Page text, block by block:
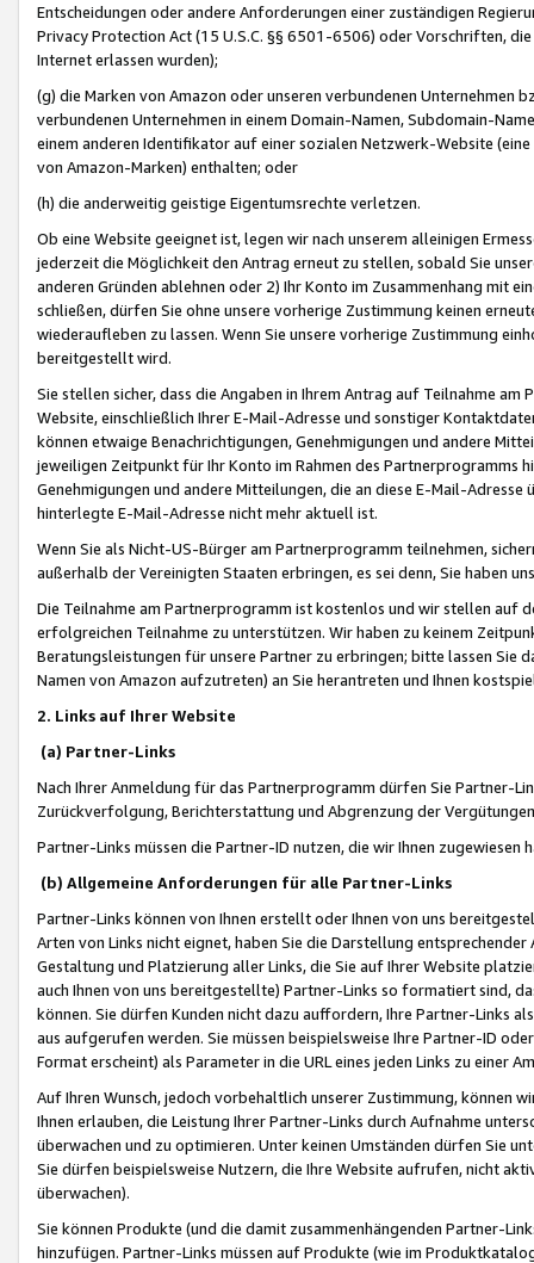
Entscheidungen oder andere Anforderungen einer zuständigen
Privacy Protection Act (15 U.S.C. §§ 6501-6506) oder Vorschriften,
Internet erlassen wurden);
(g) die Marken von Amazon oder unseren verbundenen Unternehmen
verbundenen Unternehmen in einem Domain-Namen, Subdomain-
einem anderen Identifikator auf einer sozialen Netzwerk-Website
von Amazon-Marken) enthalten; oder
(h) die anderweitig geistige Eigentumsrechte verletzen.
Ob eine Website geeignet ist, legen wir nach unserem alleinigen
jederzeit die Möglichkeit den Antrag erneut zu stellen, sobald Sie
anderen Gründen ablehnen oder 2) Ihr Konto im Zusammenhang mit
schließen, dürfen Sie ohne unsere vorherige Zustimmung keinen
wiederaufleben zu lassen. Wenn Sie unsere vorherige Zustimmung
bereitgestellt wird.
Sie stellen sicher, dass die Angaben in Ihrem Antrag auf Teilnahme
Website, einschließlich Ihrer E-Mail-Adresse und sonstiger
können etwaige Benachrichtigungen, Genehmigungen und andere
jeweiligen Zeitpunkt für Ihr Konto im Rahmen des Partnerprogramms
Genehmigungen und andere Mitteilungen, die an diese E-Mail-
hinterlegte E-Mail-Adresse nicht mehr aktuell ist.
Wenn Sie als Nicht-US-Bürger am Partnerprogramm teilnehmen,
außerhalb der Vereinigten Staaten erbringen, es sei denn, Sie haben
Die Teilnahme am Partnerprogramm ist kostenlos und wir stellen auf
erfolgreichen Teilnahme zu unterstützen. Wir haben zu keinem
Beratungsleistungen für unsere Partner zu erbringen; bitte lassen Sie
Namen von Amazon aufzutreten) an Sie herantreten und Ihnen
2. Links auf Ihrer Website
(a) Partner-Links
Nach Ihrer Anmeldung für das Partnerprogramm dürfen Sie Partner-
Zurückverfolgung, Berichterstattung und Abgrenzung der
Partner-Links müssen die Partner-ID nutzen, die wir Ihnen zugewiesen
(b) Allgemeine Anforderungen für alle Partner-Links
Partner-Links können von Ihnen erstellt oder Ihnen von uns
Arten von Links nicht eignet, haben Sie die Darstellung
Gestaltung und Platzierung aller Links, die Sie auf Ihrer Website
auch Ihnen von uns bereitgestellte) Partner-Links so formatiert sind,
können. Sie dürfen Kunden nicht dazu auffordern, Ihre Partner-Links
aus aufgerufen werden. Sie müssen beispielsweise Ihre Partner-ID
Format erscheint) als Parameter in die URL eines jeden Links zu einer
Auf Ihren Wunsch, jedoch vorbehaltlich unserer Zustimmung, können
Ihnen erlauben, die Leistung Ihrer Partner-Links durch Aufnahme
überwachen und zu optimieren. Unter keinen Umständen dürfen Sie
Sie dürfen beispielsweise Nutzern, die Ihre Website aufrufen, nicht
überwachen).
Sie können Produkte (und die damit zusammenhängenden Partner-
hinzufügen. Partner-Links müssen auf Produkte (wie im